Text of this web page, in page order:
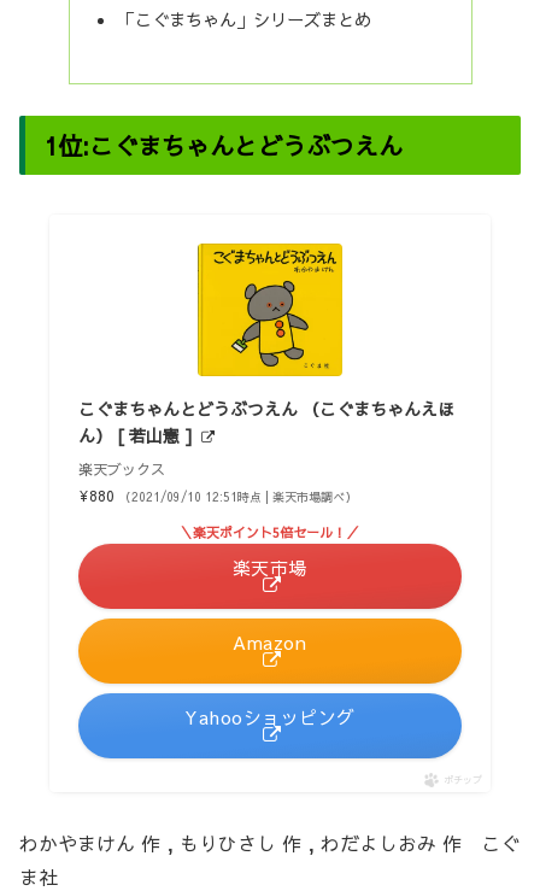
「こぐまちゃん」シリーズまとめ
1位:こぐまちゃんとどうぶつえん
こぐまちゃんとどうぶつえん （こぐまちゃんえほ
ん） [ 若山憲 ]
楽天ブックス
¥880
（2021/09/10 12:51時点 | 楽天市場調べ）
Amazon
＼楽天ポイント5倍セール！／
楽天市場
Yahooショッピング
ポチップ
わかやまけん 作 , もりひさし 作 , わだよしおみ 作 こぐ
ま社